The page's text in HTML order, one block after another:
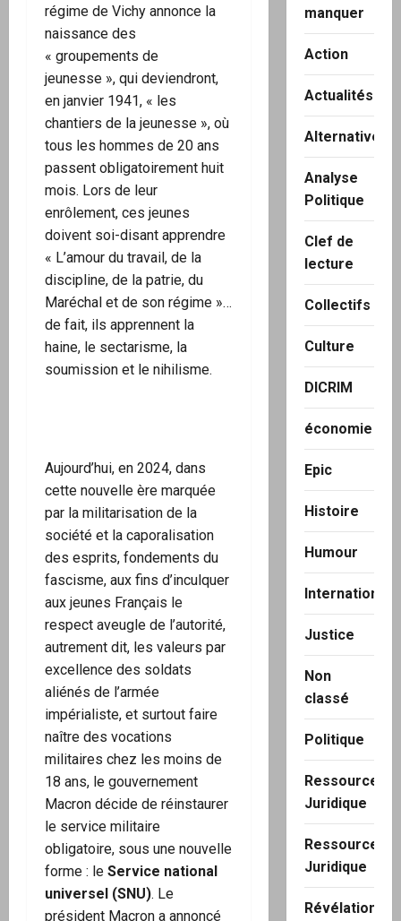
régime de Vichy annonce la
naissance des
« groupements de
jeunesse », qui deviendront,
en janvier 1941, « les
chantiers de la jeunesse », où
tous les hommes de 20 ans
passent obligatoirement huit
mois. Lors de leur
enrôlement, ces jeunes
doivent soi-disant apprendre
« L’amour du travail, de la
discipline, de la patrie, du
Maréchal et de son régime »…
de fait, ils apprennent la
haine, le sectarisme, la
soumission et le nihilisme.
Aujourd’hui, en 2024, dans
cette nouvelle ère marquée
par la militarisation de la
société et la caporalisation
des esprits, fondements du
fascisme, aux fins d’inculquer
aux jeunes Français le
respect aveugle de l’autorité,
autrement dit, les valeurs par
excellence des soldats
aliénés de l’armée
impérialiste, et surtout faire
naître des vocations
militaires chez les moins de
18 ans, le gouvernement
Macron décide de réinstaurer
le service militaire
obligatoire, sous une nouvelle
forme : le Service national
universel (SNU). Le
président Macron a annoncé
manquer
Action
Actualités
Alternatives
Analyse
Politique
Clef de
lecture
Collectifs
Culture
DICRIM
économie
Epic
Histoire
Humour
International
Justice
Non
classé
Politique
Ressource
Juridique
Ressource
Juridique
Révélation